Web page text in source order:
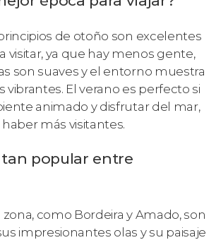
de otoño son excelentes
visitar, ya que hay menos gente,
son suaves y el entorno muestra
vibrantes. El verano es perfecto si
animado y disfrutar del mar,
más visitantes.
tan popular entre
zona, como Bordeira y Amado, son
impresionantes olas y su paisaje